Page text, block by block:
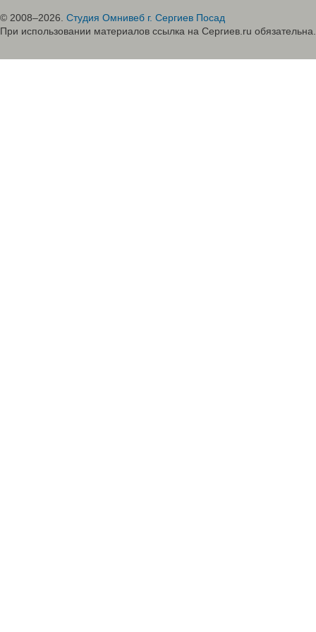
© 2008–2026. Студия Омнивеб г. Сергиев Посад
При использовании материалов ссылка на Сергиев.ru обязательна.